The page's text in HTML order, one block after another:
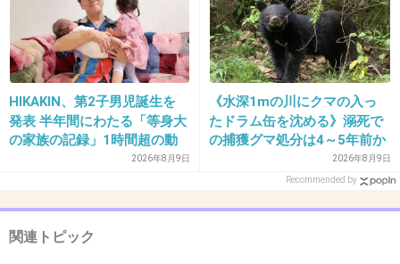
2026/06/03(水) 09:43:04
セブンイレブンさん、昔好きだったけど今はキ
ライです
頑張って下さい
1件の返信
-1
HIKAKIN、第2子男児誕生を
発表 半年間にわたる「等身大
の家族の記録」1時間超の動
画とともに感謝伝える2026年8月9日
《水深1mの川にクマの入っ
たドラム缶を沈める》溺死で
の捕獲グマ処分は4～5年前か
ら 「先人の経験から時間を
決めていた」「溺死だけがフ
当者
2026年8月9日
Recommended by
関連トピック